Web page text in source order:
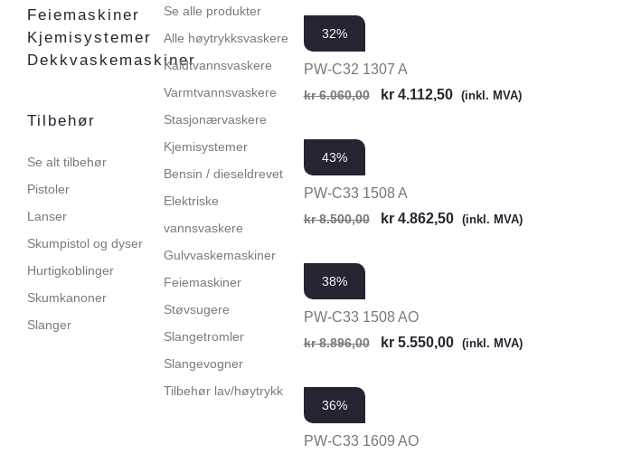
Feiemaskiner
Kjemisystemer
Dekkvaskemaskiner
Tilbehør
Se alt tilbehør
Pistoler
Lanser
Skumpistol og dyser
Hurtigkoblinger
Skumkanoner
Slanger
Se alle produkter
Alle høytrykksvaskere
Kaldtvannsvaskere
Varmtvannsvaskere
Stasjonærvaskere
Kjemisystemer
Bensin / dieseldrevet
Elektriske
vannsvaskere
Gulvvaskemaskiner
Feiemaskiner
Støvsugere
Slangetromler
Slangevogner
Tilbehør lav/høytrykk
32%
PW-C32 1307 A
kr6.060,00 kr4.112,50 (inkl. MVA)
43%
PW-C33 1508 A
kr8.500,00 kr4.862,50 (inkl. MVA)
38%
PW-C33 1508 AO
kr8.896,00 kr5.550,00 (inkl. MVA)
36%
PW-C33 1609 AO